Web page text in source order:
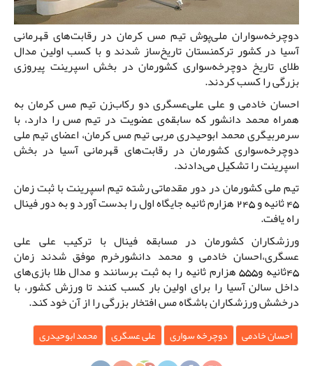
دوچرخه‌سواران ملی‌پوش تیم مس کرمان در رقابت‌های قهرمانی
آسیا در کشور ترکمنستان تاریخ‌ساز شدند و با کسب اولین مدال
طلای تاریخ دوچرخه‌سواری کشورمان در بخش اسپرینت پیروزی
بزرگی را کسب کردند.
احسان خادمی و علی‌ علی‌عسگری دو رکاب‌زن تیم مس کرمان به
همراه محمد دانشور که سابقه‌ی عضویت در تیم مس را دارد، با
سرمربیگری محمد ابوحیدری مربی تیم مس کرمان، اعضای تیم ملی
دوچرخه‌سواری کشورمان در رقابت‌های قهرمانی آسیا در بخش
اسپرینت را تشکیل می‌دادند.
تیم ملی کشورمان در دور مقدماتی رشته تیم اسپرینت با ثبت زمان
45 ثانیه و 245 هزارم ثانیه جایگاه اول را بدست آورد و به دور فینال
راه یافت.
ورزشکاران کشورمان در مسابقه فینال با ترکیب علی علی
عسگری،احسان خادمی و محمد دانشورخرم موفق شدند زمان
45ثانیه و555 هزارم ثانیه را به ثبت برسانند و مدال طلا بازی‌های
داخل سالن آسیا را برای اولین بار کسب کنند تا ورزش کشور، با
درخشش ورزشکاران باشگاه مس افتخار بزرگی را از آن خود کند.
احسان خادمی دوچرخه سواری علی عسگری محمد ابوحیدری